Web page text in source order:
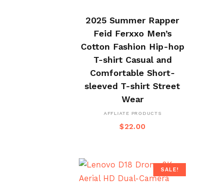
2025 Summer Rapper
Feid Ferxxo Men’s
Cotton Fashion Hip-hop
T-shirt Casual and
Comfortable Short-
sleeved T-shirt Street
Wear
AFFLIATE PRODUCTS
$22.00
SALE!